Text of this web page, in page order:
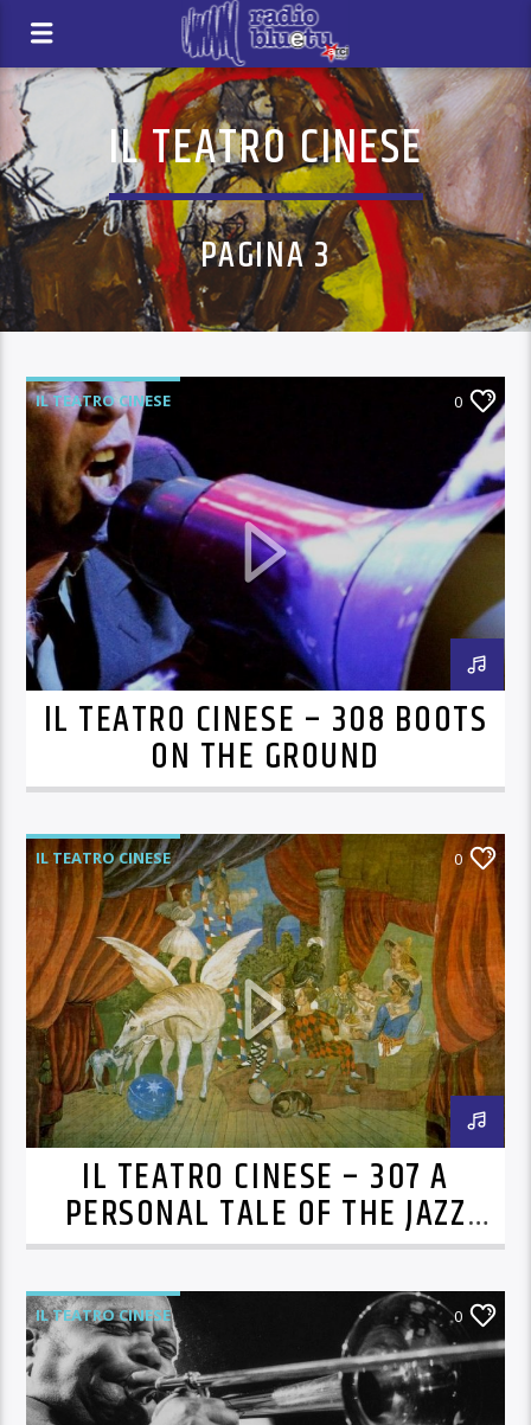
IL TEATRO CINESE
PAGINA 3
IL TEATRO CINESE 0
IL TEATRO CINESE – 308 BOOTS
ON THE GROUND
IL TEATRO CINESE 0
IL TEATRO CINESE – 307 A
PERSONAL TALE OF THE JAZZ
AGE
IL TEATRO CINESE 0